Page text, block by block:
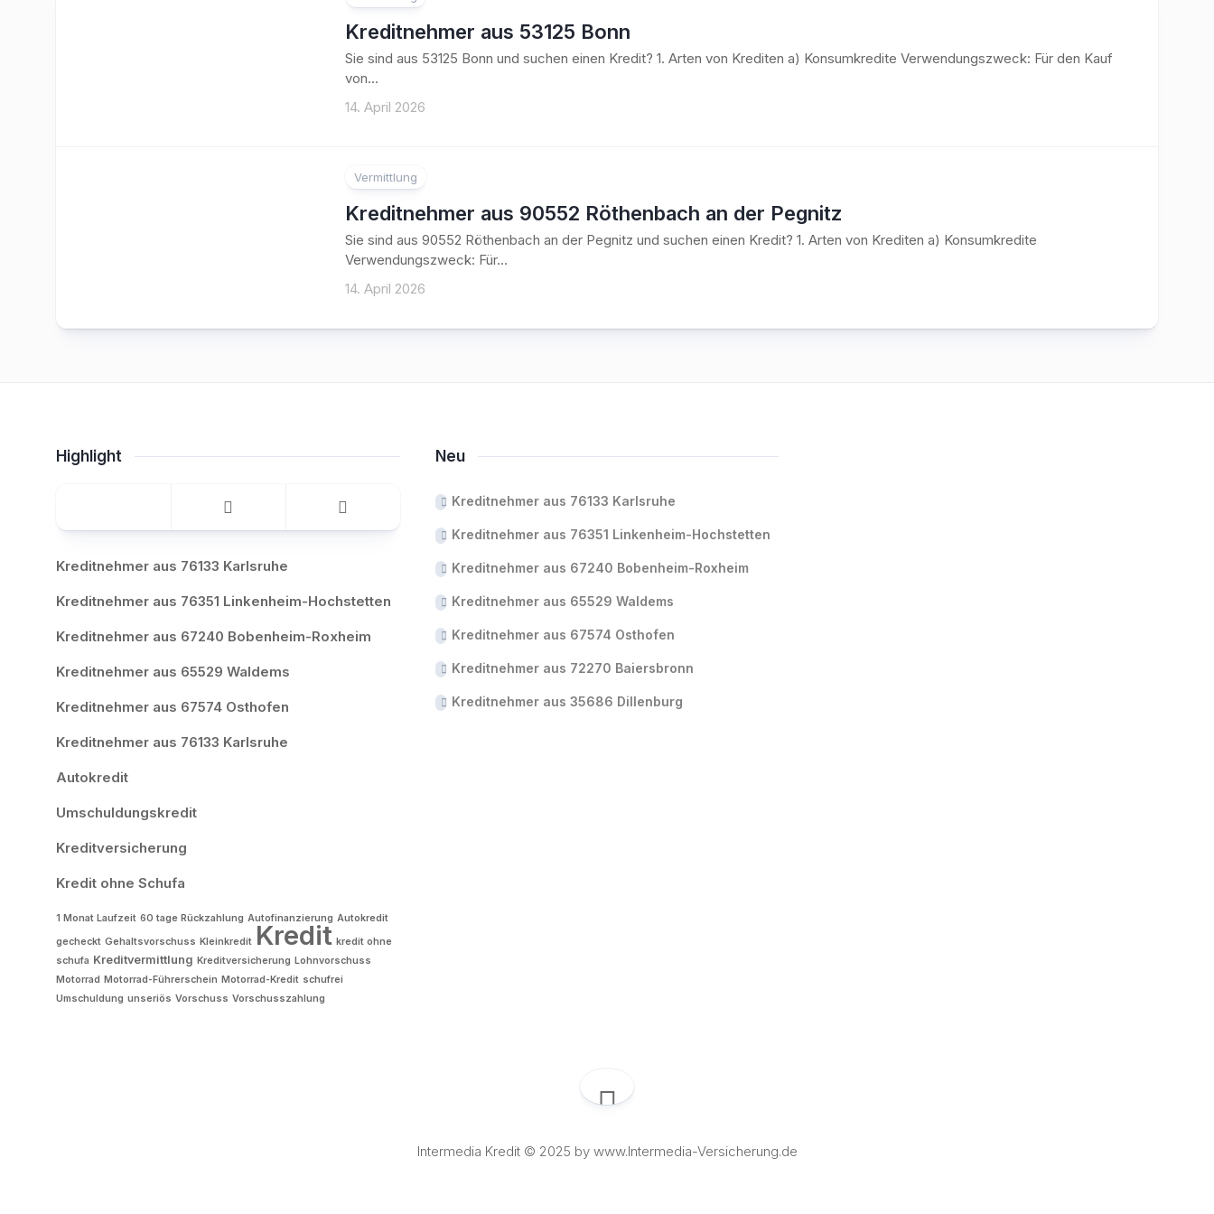
Kreditnehmer aus 53125 Bonn
Sie sind aus 53125 Bonn und suchen einen Kredit? 1. Arten von Krediten a) Konsumkredite Verwendungszweck: Für den Kauf
von...
14. April 2026
Vermittlung
Kreditnehmer aus 90552 Röthenbach an der Pegnitz
Sie sind aus 90552 Röthenbach an der Pegnitz und suchen einen Kredit? 1. Arten von Krediten a) Konsumkredite
Verwendungszweck: Für...
14. April 2026
Highlight
Kreditnehmer aus 76133 Karlsruhe
Kreditnehmer aus 76351 Linkenheim-Hochstetten
Kreditnehmer aus 67240 Bobenheim-Roxheim
Kreditnehmer aus 65529 Waldems
Kreditnehmer aus 67574 Osthofen
Kreditnehmer aus 76133 Karlsruhe
Autokredit
Umschuldungskredit
Kreditversicherung
Kredit ohne Schufa
1 Monat Laufzeit 60 tage Rückzahlung Autofinanzierung Autokredit
gecheckt Gehaltsvorschuss Kleinkredit Kredit kredit ohne
schufa Kreditvermittlung Kreditversicherung Lohnvorschuss
Motorrad Motorrad-Führerschein Motorrad-Kredit schufrei
Umschuldung unseriös Vorschuss Vorschusszahlung
Neu
Kreditnehmer aus 76133 Karlsruhe
Kreditnehmer aus 76351 Linkenheim-Hochstetten
Kreditnehmer aus 67240 Bobenheim-Roxheim
Kreditnehmer aus 65529 Waldems
Kreditnehmer aus 67574 Osthofen
Kreditnehmer aus 72270 Baiersbronn
Kreditnehmer aus 35686 Dillenburg
Intermedia Kredit © 2025 by www.Intermedia-Versicherung.de